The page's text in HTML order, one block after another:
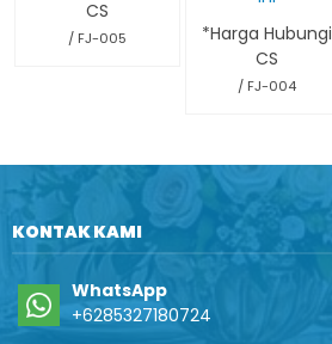
CS
/ FJ-005
*Harga Hubungi
CS
/ FJ-004
KONTAK KAMI
WhatsApp
+6285327180724